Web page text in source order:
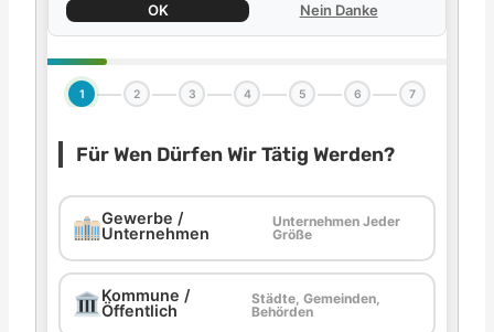
OK Nein Danke
1 2 3 4 5 6 7
Für Wen Dürfen Wir Tätig Werden?
Gewerbe /
Unternehmen
Unternehmen Jeder
Größe
Kommune /
Öffentlich
Städte, Gemeinden,
Behörden